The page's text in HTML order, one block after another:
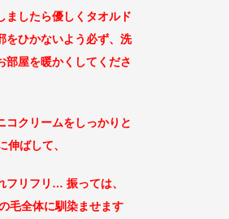
したら優しくタオルド
をひかないよう必ず、洗
部屋を暖かくしてくださ
クリームをしっかりと
伸ばして、
リフリ… 振っては、
毛全体に馴染ませます